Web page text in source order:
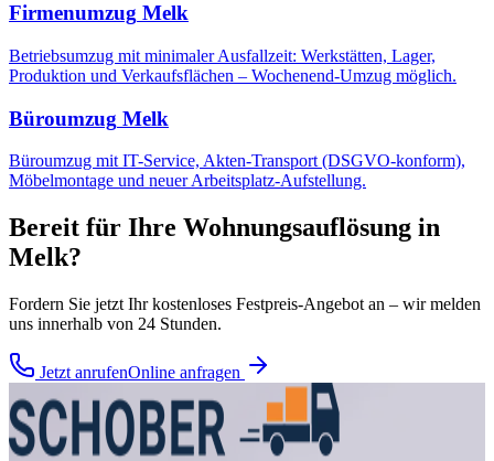
Firmenumzug Melk
Betriebsumzug mit minimaler Ausfallzeit: Werkstätten, Lager,
Produktion und Verkaufsflächen – Wochenend-Umzug möglich.
Büroumzug Melk
Büroumzug mit IT-Service, Akten-Transport (DSGVO-konform),
Möbelmontage und neuer Arbeitsplatz-Aufstellung.
Bereit für Ihre Wohnungsauflösung in
Melk?
Fordern Sie jetzt Ihr kostenloses Festpreis-Angebot an – wir melden
uns innerhalb von 24 Stunden.
Jetzt anrufenOnline anfragen